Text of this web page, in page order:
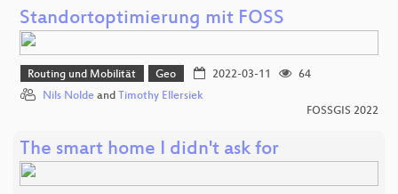
Standortoptimierung mit FOSS
Routing und Mobilität Geo 2022-03-11
64
Nils Nolde and Timothy Ellersiek
FOSSGIS 2022
The smart home I didn't ask for